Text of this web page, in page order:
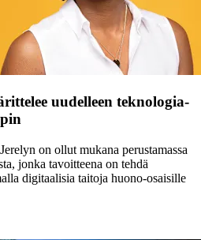
uudelleen teknologia-
on ollut mukana perustamassa
jonka tavoitteena on tehdä
digitaalisia taitoja huono-osaisille